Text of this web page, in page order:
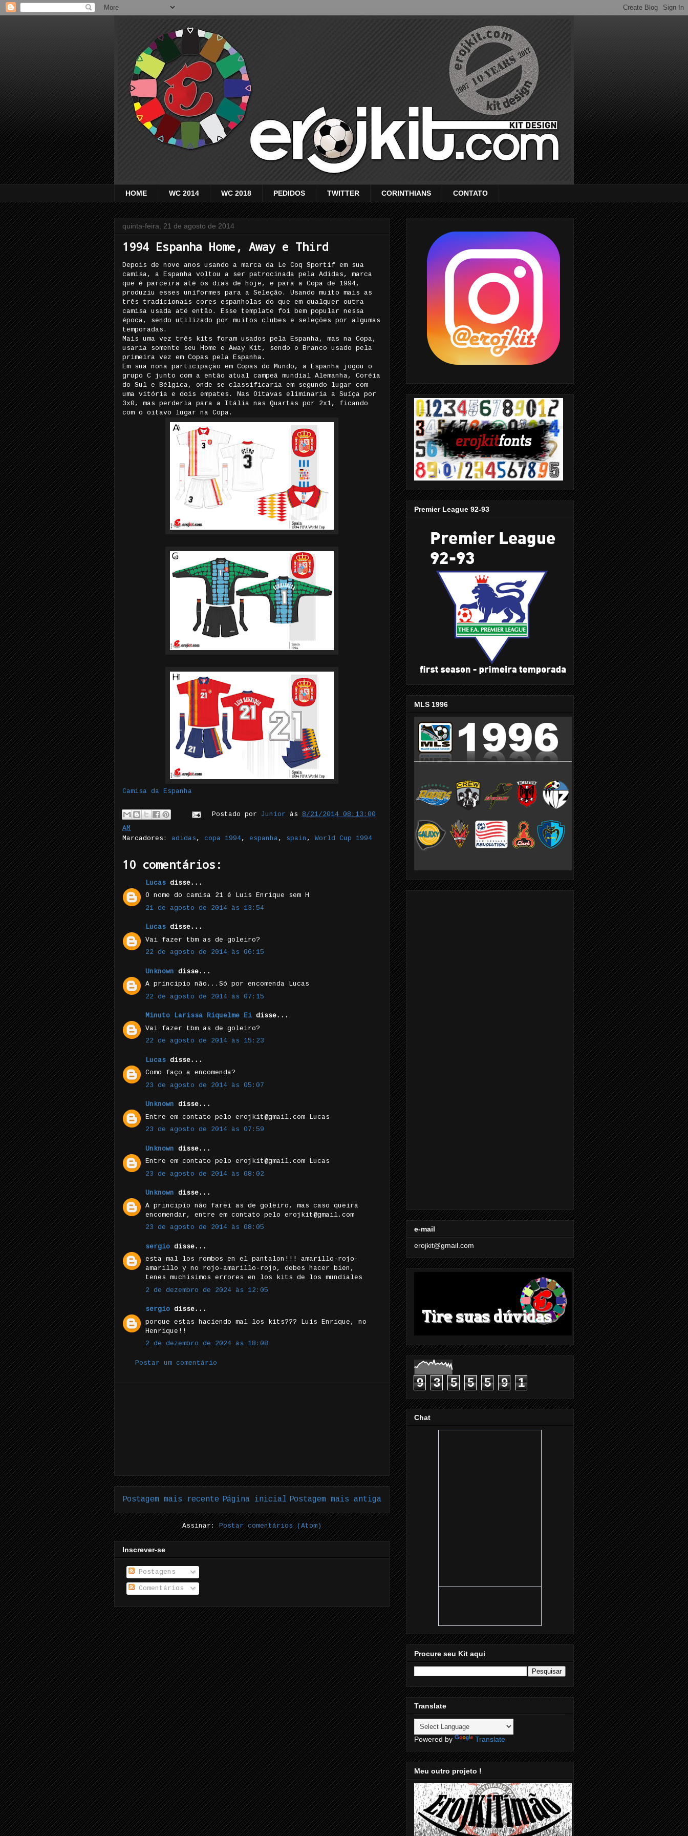
HOME WC 2014 WC 2018 PEDIDOS TWITTER CORINTHIANS CONTATO
quinta-feira, 21 de agosto de 2014
1994 Espanha Home, Away e Third
Depois de nove anos usando a marca da Le Coq Sportif em sua
camisa, a Espanha voltou a ser patrocinada pela Adidas, marca
que é parceira até os dias de hoje, e para a Copa de 1994,
produziu esses uniformes para a Seleção. Usando muito mais as
três tradicionais cores espanholas do que em qualquer outra
camisa usada até então. Esse template foi bem popular nessa
época, sendo utilizado por muitos clubes e seleções por algumas
temporadas.
Mais uma vez três kits foram usados pela Espanha, mas na Copa,
usaria somente seu Home e Away Kit, sendo o Branco usado pela
primeira vez em Copas pela Espanha.
Em sua nona participação em Copas do Mundo, a Espanha jogou o
grupo C junto com a então atual campeã mundial Alemanha, Coréia
do Sul e Bélgica, onde se classificaria em segundo lugar com
uma vitória e dois empates. Nas Oitavas eliminaria a Suíça por
3x0, mas perderia para a Itália nas Quartas por 2x1, ficando
com o oitavo lugar na Copa.
Camisa da Espanha
Postado por Junior às 8/21/2014 08:13:00
AM
Marcadores: adidas , copa 1994, espanha , spain , World Cup 1994
10 comentários:
Lucas disse...
O nome do camisa 21 é Luis Enrique sem H
21 de agosto de 2014 às 13:54
Lucas disse...
Vai fazer tbm as de goleiro?
22 de agosto de 2014 às 06:15
Unknown disse...
A principio não...Só por encomenda Lucas
22 de agosto de 2014 às 07:15
Minuto Larissa Riquelme Ei disse...
Vai fazer tbm as de goleiro?
22 de agosto de 2014 às 15:23
Lucas disse...
Como faço a encomenda?
23 de agosto de 2014 às 05:07
Unknown disse...
Entre em contato pelo erojkit@gmail.com Lucas
23 de agosto de 2014 às 07:59
Unknown disse...
Entre em contato pelo erojkit@gmail.com Lucas
23 de agosto de 2014 às 08:02
Unknown disse...
A principio não farei as de goleiro, mas caso queira
encomendar, entre em contato pelo erojkit@gmail.com
23 de agosto de 2014 às 08:05
sergio disse...
esta mal los rombos en el pantalon!!! amarillo-rojo-
amarillo y no rojo-amarillo-rojo, debes hacer bien,
tenes muchisimos errores en los kits de los mundiales
2 de dezembro de 2024 às 12:05
sergio disse...
porque estas haciendo mal los kits??? Luis Enrique, no
Henrique!!
2 de dezembro de 2024 às 18:08
Postar um comentário
Postagem mais recente Postagem mais antiga
Página inicial
Assinar:Postar comentários (Atom)
Inscrever-se
Postagens
Comentários
Premier League 92-93
MLS 1996
e-mail
erojkit@gmail.com
9 3 5 5 5 9 1
Chat
Procure seu Kit aqui
Translate
Powered by Translate
Meu outro projeto !